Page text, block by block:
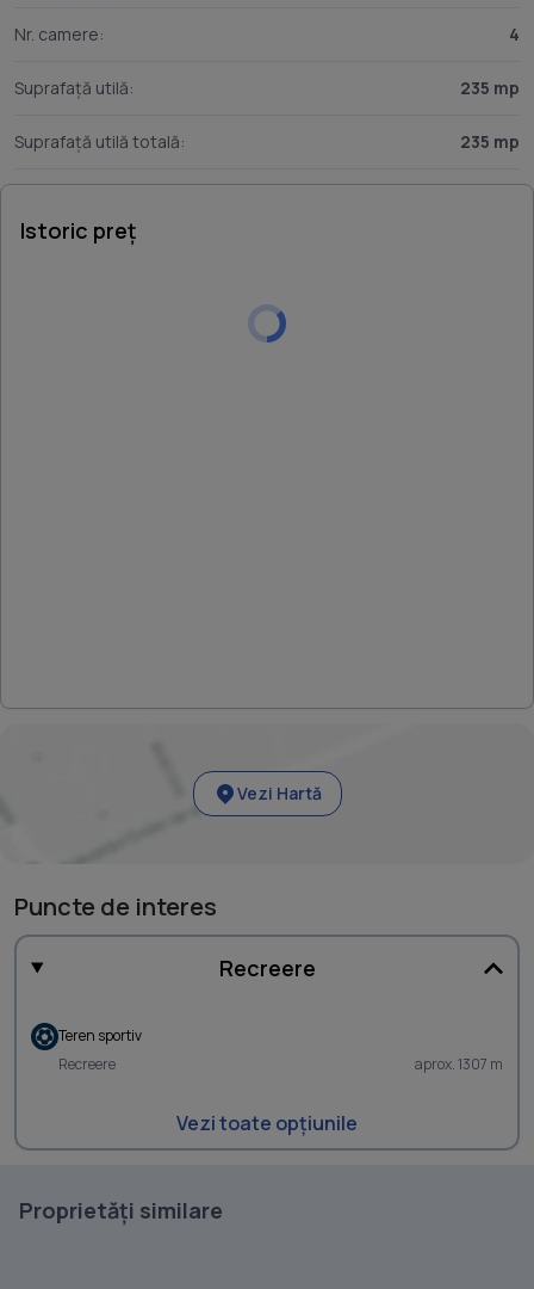
Nr. camere: 4
Suprafață utilă: 235 mp
Suprafață utilă totală: 235 mp
Istoric preț
Vezi Hartă
Puncte de interes
Recreere
Teren sportiv
Recreere
aprox. 1307 m
Vezi toate opțiunile
Proprietăți similare